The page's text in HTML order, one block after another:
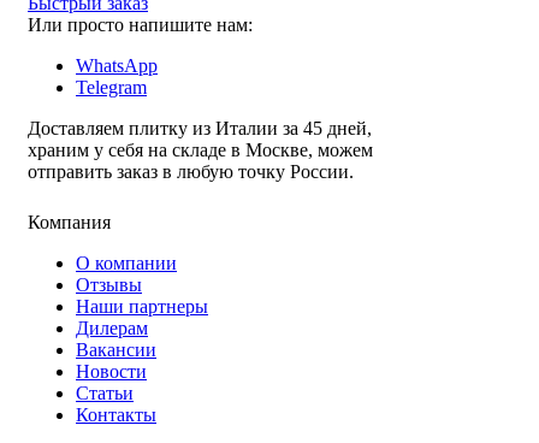
Или просто напишите нам:
WhatsApp
Telegram
Доставляем плитку из Италии за 45 дней,
храним у себя на складе в Москве, можем
отправить заказ в любую точку России.
Компания
О компании
Отзывы
Наши партнеры
Дилерам
Вакансии
Новости
Статьи
Контакты